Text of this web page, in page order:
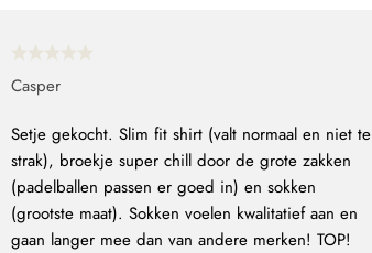
Casper
Setje gekocht. Slim fit shirt (valt normaal en niet te
strak), broekje super chill door de grote zakken
(padelballen passen er goed in) en sokken
(grootste maat). Sokken voelen kwalitatief aan en
gaan langer mee dan van andere merken! TOP!